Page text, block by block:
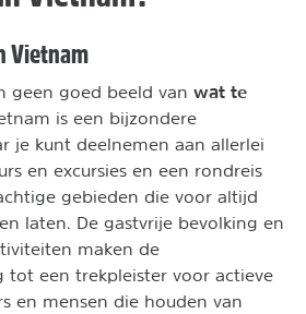
Vietnam
geen goed beeld van wat te
is een bijzondere
je kunt deelnemen aan allerlei
en excursies en een rondreis
gebieden die voor altijd
laten. De gastvrije bevolking en
maken de
tot een trekpleister voor actieve
en mensen die houden van